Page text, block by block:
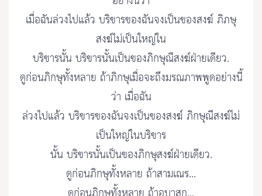
เมื่อฉันล่วงไปแล้ว บริขารของฉันจงเป็นของสงฆ์ ภิภษุ
สงฆ์ไม่เป็นใหญ่ใน
บริขารนั้น บริขารนั้นเป็นของภิกษุณีสงฆ์ฝ่ายเดียว.
ดูก่อนภิกษุทั้งหลาย ถ้าภิกษุเมื่อจะถึงมรณภาพพูดอย่างนี้
ว่า เมื่อฉัน
ล่วงไปแล้ว บริขารของฉันจงเป็นของสงฆ์ ภิกษุณีสงฆ์ไม่
เป็นใหญ่ในบริขาร
นั้น บริขารนั้นเป็นของภิกษุสงฆ์ฝ่ายเดียว.
ดูก่อนภิกษุทั้งหลาย ถ้าสามเณร...